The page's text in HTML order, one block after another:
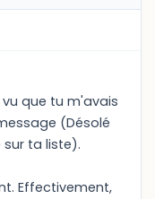
que tu m'avais
(Désolé
sur ta liste).
Effectivement,